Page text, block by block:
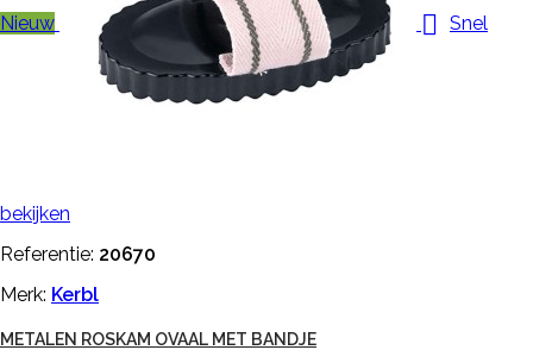
Nieuw  Snel
bekijken
Referentie: 20670
Merk: Kerbl
METALEN ROSKAM OVAAL MET BANDJE